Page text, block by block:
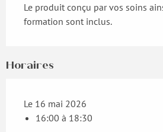
Le produit conçu par vos soins
formation sont inclus.
Horaires
Le 16 mai 2026
16:00 à 18:30